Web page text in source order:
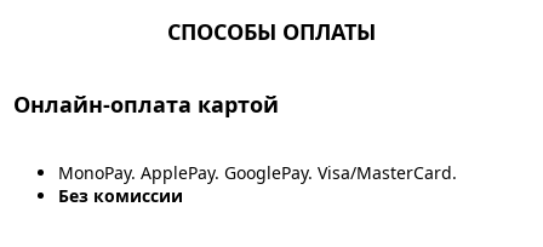
СПОСОБЫ ОПЛАТЫ
Онлайн-оплата картой
MonoPay. ApplePay. GooglePay. Visa/MasterCard.
Без комиссии